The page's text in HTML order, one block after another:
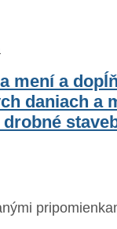
mení a
daniach a